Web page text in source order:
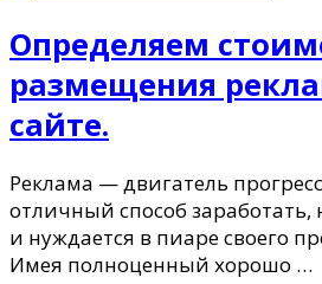
Определяем
размещения
сайте.
Реклама — двигатель
отличный способ заработать,
и нуждается в пиаре своего
Имея полноценный хорошо …